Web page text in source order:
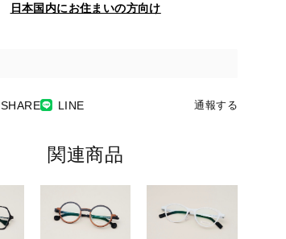
日本国内にお住まいの方向け
SHARE LINE 通報する
関連商品